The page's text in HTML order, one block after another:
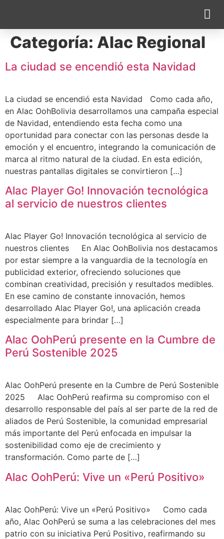
Categoría: Alac Regional
La ciudad se encendió esta Navidad
La ciudad se encendió esta Navidad Como cada año,
en Alac OohBolivia desarrollamos una campaña especial
de Navidad, entendiendo esta fecha como una
oportunidad para conectar con las personas desde la
emoción y el encuentro, integrando la comunicación de
marca al ritmo natural de la ciudad. En esta edición,
nuestras pantallas digitales se convirtieron […]
Alac Player Go! Innovación tecnológica
al servicio de nuestros clientes
Alac Player Go! Innovación tecnológica al servicio de
nuestros clientes En Alac OohBolivia nos destacamos
por estar siempre a la vanguardia de la tecnología en
publicidad exterior, ofreciendo soluciones que
combinan creatividad, precisión y resultados medibles.
En ese camino de constante innovación, hemos
desarrollado Alac Player Go!, una aplicación creada
especialmente para brindar […]
Alac OohPerú presente en la Cumbre de
Perú Sostenible 2025
Alac OohPerú presente en la Cumbre de Perú Sostenible
2025 Alac OohPerú reafirma su compromiso con el
desarrollo responsable del país al ser parte de la red de
aliados de Perú Sostenible, la comunidad empresarial
más importante del Perú enfocada en impulsar la
sostenibilidad como eje de crecimiento y
transformación. Como parte de […]
Alac OohPerú: Vive un «Perú Positivo»
Alac OohPerú: Vive un «Perú Positivo» Como cada
año, Alac OohPerú se suma a las celebraciones del mes
patrio con su iniciativa Perú Positivo, reafirmando su